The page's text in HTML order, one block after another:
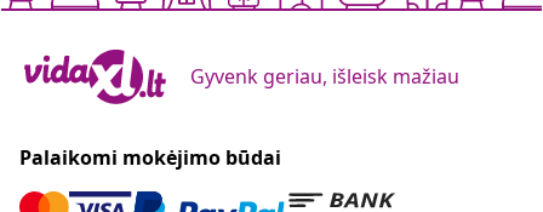
Gyvenk geriau, išleisk mažiau
Palaikomi mokėjimo būdai